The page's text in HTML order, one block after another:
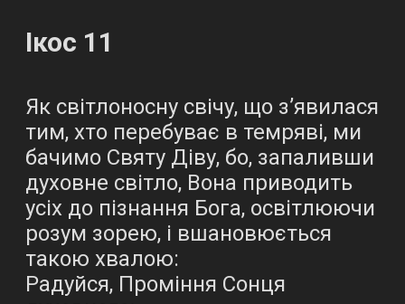
Ікос 11
Як світлоносну свічу, що з’явилася
тим, хто перебуває в темряві, ми
бачимо Святу Діву, бо, запаливши
духовне світло, Вона приводить
усіх до пізнання Бога, освітлюючи
розум зорею, і вшановюється
такою хвалою:
Радуйся, Проміння Сонця